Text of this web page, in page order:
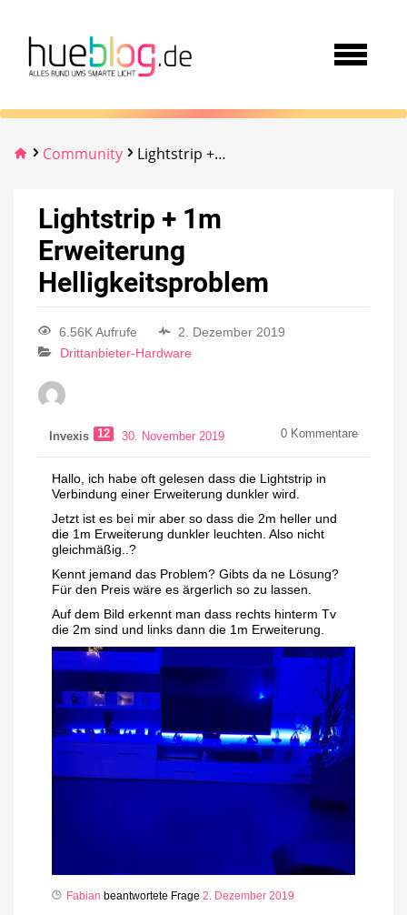
Community Lightstrip + 1m Erweiterung Helligkeitsproblem
Lightstrip + 1m
Erweiterung
Helligkeitsproblem
6.56K Aufrufe
2. Dezember 2019
Drittanbieter-Hardware
Invexis 12 30. November 2019 0 Kommentare
Hallo, ich habe oft gelesen dass die Lightstrip in
Verbindung einer Erweiterung dunkler wird.
Jetzt ist es bei mir aber so dass die 2m heller und
die 1m Erweiterung dunkler leuchten. Also nicht
gleichmäßig..?
Kennt jemand das Problem? Gibts da ne Lösung?
Für den Preis wäre es ärgerlich so zu lassen.
Auf dem Bild erkennt man dass rechts hinterm Tv
die 2m sind und links dann die 1m Erweiterung.
Fabian beantwortete Frage 2. Dezember 2019